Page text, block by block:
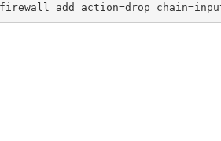
add action=drop